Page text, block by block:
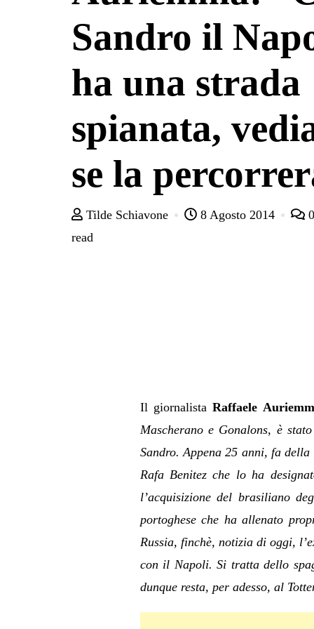
Sandro il
ha una strada
spianata,
se la
Tilde Schiavone 8 Agosto 2014 0
read
Il giornalistaRaffaele
Mascherano e Gonalons, è
Sandro. Appena 25 anni, fa
Rafa Benitez che lo ha
l’acquisizione del brasiliano
portoghese che ha allenato
Russia, finchè, notizia di oggi,
con il Napoli. Si tratta dello
dunque resta, per adesso, al